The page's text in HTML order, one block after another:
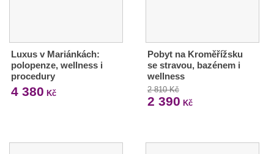
Luxus v Mariánkách:
polopenze, wellness i
procedury
4 380 Kč
Pobyt na Kroměřížsku
se stravou, bazénem i
wellness
2 810 Kč
2 390 Kč